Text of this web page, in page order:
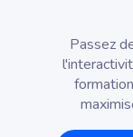
Passez